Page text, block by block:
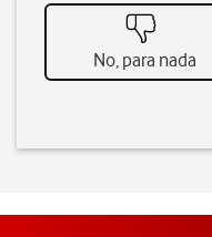
No, para nada